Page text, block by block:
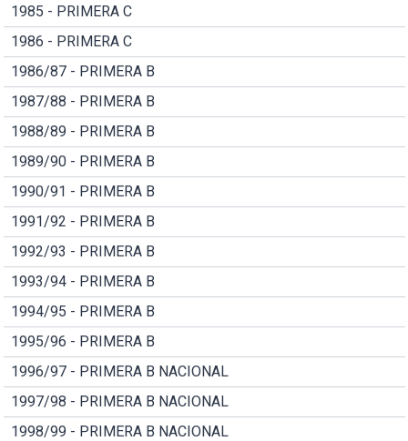
1985 - PRIMERA C
1986 - PRIMERA C
1986/87 - PRIMERA B
1987/88 - PRIMERA B
1988/89 - PRIMERA B
1989/90 - PRIMERA B
1990/91 - PRIMERA B
1991/92 - PRIMERA B
1992/93 - PRIMERA B
1993/94 - PRIMERA B
1994/95 - PRIMERA B
1995/96 - PRIMERA B
1996/97 - PRIMERA B NACIONAL
1997/98 - PRIMERA B NACIONAL
1998/99 - PRIMERA B NACIONAL